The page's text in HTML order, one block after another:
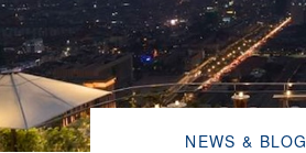
NEWS & BLOG